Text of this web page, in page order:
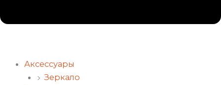
Аксессуары
Зеркало